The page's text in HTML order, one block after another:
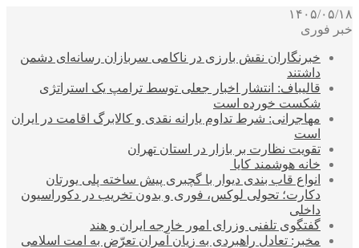
۱۴۰۵/۰۵/۱۸
خبر فوری
خبرنگاران نقش بارزی در ناکامی سربازان رسانه‌ای دشمن
داشتند
قالیباف: انتشار اخبار جعلی توسط ترامپ یک استراتژی
شکست خورده است
مهاجرانی: شرط تداوم یارانه نقدی و کالابرگ اقامت در ایران
است
تقویت نظارت بر بازار در استان تهران
خانه هوشمند کایا
انواع قاب بندی دیوار با گچبری پیش ساخته پلی یورتان
دکارت؛ تحولی لوکس، فوری و بدون تخریب در دکوراسیون
داخلی
گفتگوی تلفنی وزرای امور خارجه ایران و هند
مخبر: تعادل راهبردی به زیان آمران تعرّض به امت اسلامی